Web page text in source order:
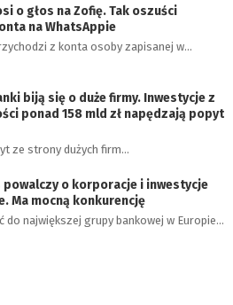
o głos na Zofię. Tak oszuści
na WhatsAppie
z konta osoby zapisanej w…
biją się o duże firmy. Inwestycje z
ponad 158 mld zł napędzają popyt
ze strony dużych firm…
powalczy o korporacje i inwestycje
Ma mocną konkurencję
do największej grupy bankowej w Europie…